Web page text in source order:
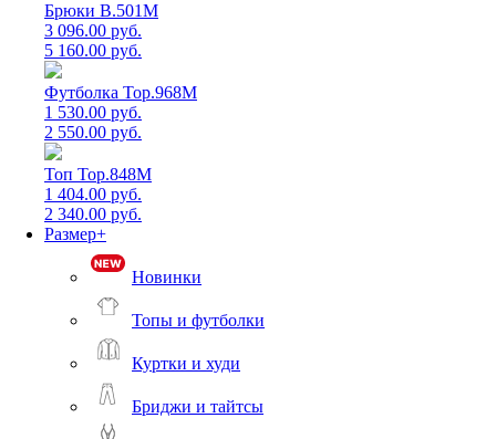
Брюки B.501M
3 096.00 руб.
5 160.00 руб.
Футболка Top.968M
1 530.00 руб.
2 550.00 руб.
Топ Top.848M
1 404.00 руб.
2 340.00 руб.
Размер+
Новинки
Топы и футболки
Куртки и худи
Бриджи и тайтсы